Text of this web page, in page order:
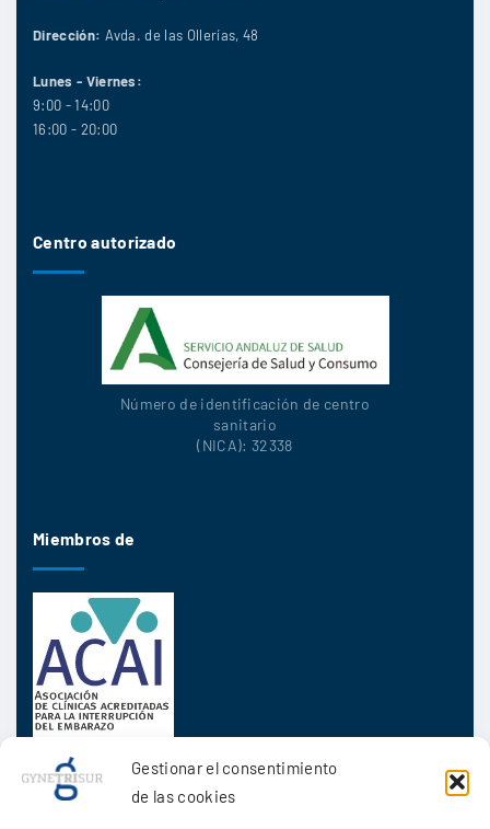
Gestionar el consentimiento
de las cookies
Dirección: Avda. de las Ollerías, 48
Lunes - Viernes:
9:00 - 14:00
16:00 - 20:00
Centro autorizado
Número de identificación de centro
sanitario
(NICA): 32338
Miembros de